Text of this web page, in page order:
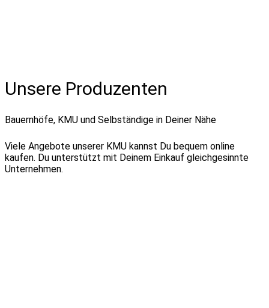
Unsere Produzenten
Bauernhöfe, KMU und Selbständige in Deiner Nähe
Viele Angebote unserer KMU kannst Du bequem online
kaufen. Du unterstützt mit Deinem Einkauf gleichgesinnte
Unternehmen.